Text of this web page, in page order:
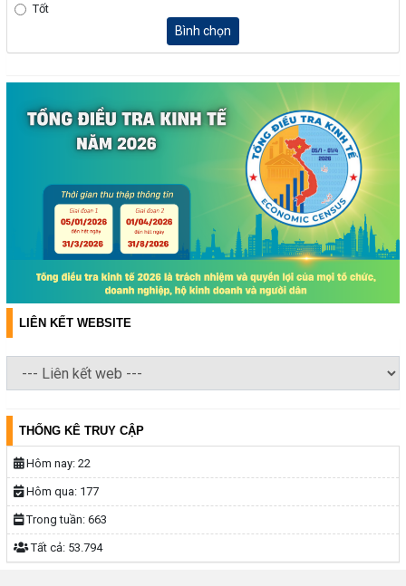
Tốt
Bình chọn
LIÊN KẾT WEBSITE
THỐNG KÊ TRUY CẬP
Hôm nay: 22
Hôm qua: 177
Trong tuần: 663
Tất cả: 53.794